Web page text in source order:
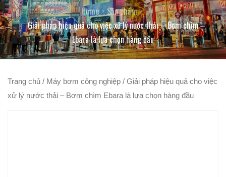
Home
Sản phẩm
Giải pháp hiệu quả cho việc xử lý nước thải – Bơm chìm
Ebara là lựa chọn hàng đầu
Trang chủ / Máy bơm công nghiệp / Giải pháp hiệu quả cho việc
xử lý nước thải – Bơm chìm Ebara là lựa chọn hàng đầu